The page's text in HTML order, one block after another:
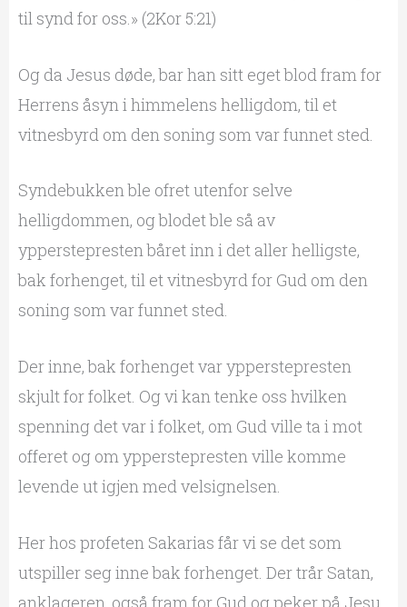
til synd for oss.» (2Kor 5:21)
Og da Jesus døde, bar han sitt eget blod fram for
Herrens åsyn i himmelens helligdom, til et
vitnesbyrd om den soning som var funnet sted.
Syndebukken ble ofret utenfor selve
helligdommen, og blodet ble så av
ypperstepresten båret inn i det aller helligste,
bak forhenget, til et vitnesbyrd for Gud om den
soning som var funnet sted.
Der inne, bak forhenget var ypperstepresten
skjult for folket. Og vi kan tenke oss hvilken
spenning det var i folket, om Gud ville ta i mot
offeret og om ypperstepresten ville komme
levende ut igjen med velsignelsen.
Her hos profeten Sakarias får vi se det som
utspiller seg inne bak forhenget. Der trår Satan,
anklageren, også fram for Gud og peker på Jesu